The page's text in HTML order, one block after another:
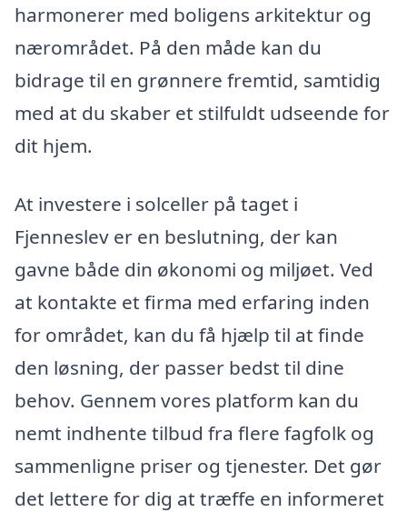
harmonerer med boligens arkitektur og
nærområdet. På den måde kan du
bidrage til en grønnere fremtid, samtidig
med at du skaber et stilfuldt udseende for
dit hjem.
At investere i solceller på taget i
Fjenneslev er en beslutning, der kan
gavne både din økonomi og miljøet. Ved
at kontakte et firma med erfaring inden
for området, kan du få hjælp til at finde
den løsning, der passer bedst til dine
behov. Gennem vores platform kan du
nemt indhente tilbud fra flere fagfolk og
sammenligne priser og tjenester. Det gør
det lettere for dig at træffe en informeret